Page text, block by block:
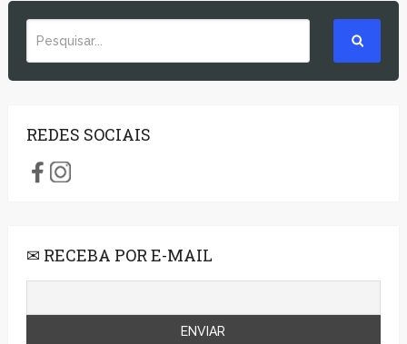
REDES SOCIAIS
✉ RECEBA POR E-MAIL